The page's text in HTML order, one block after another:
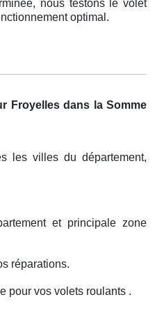
nous testons le volet
optimal.
Froyelles dans la Somme
les villes du département,
et principale zone
réparations.
pour vos volets roulants .